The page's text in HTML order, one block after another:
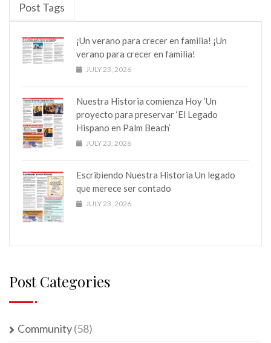
Post Tags
¡Un verano para crecer en familia! ¡Un
verano para crecer en familia!
JULY 23, 2026
Nuestra Historia comienza Hoy ‘Un
proyecto para preservar ‘El Legado
Hispano en Palm Beach’
JULY 23, 2026
Escribiendo Nuestra Historia Un legado
que merece ser contado
JULY 23, 2026
Post Categories
Community(58)